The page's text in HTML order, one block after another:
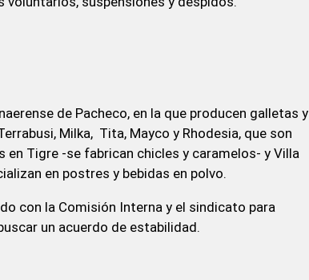
de Pacheco, en la que producen galletas y
Milka, Tita, Mayco y Rhodesia, que son
Tigre -se fabrican chicles y caramelos- y Villa
en postres y bebidas en polvo.
con la Comisión Interna y el sindicato para
un acuerdo de estabilidad.